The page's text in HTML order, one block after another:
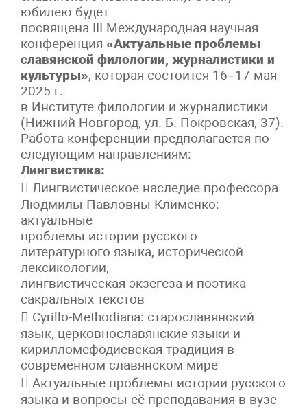
юбилею будет
посвящена III Международная научная
конференция «Актуальные проблемы
славянской филологии, журналистики и
культуры», которая состоится 16–17 мая
2025 г.
в Институте филологии и журналистики
(Нижний Новгород, ул. Б. Покровская, 37).
Работа конференции предполагается по
следующим направлениям:
Лингвистика:
 Лингвистическое наследие профессора
Людмилы Павловны Клименко:
актуальные
проблемы истории русского
литературного языка, исторической
лексикологии,
лингвистическая экзегеза и поэтика
сакральных текстов
 Cyrillo-Methodiana: старославянский
язык, церковнославянские языки и
кирилломефодиевская традиция в
современном славянском мире
 Актуальные проблемы истории русского
языка и вопросы её преподавания в вузе